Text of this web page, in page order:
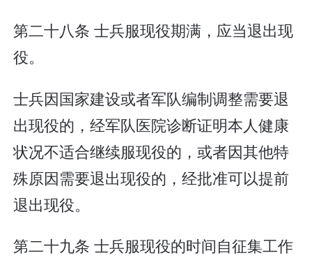
第二十八条 士兵服现役期满，应当退出现
役。
士兵因国家建设或者军队编制调整需要退
出现役的，经军队医院诊断证明本人健康
状况不适合继续服现役的，或者因其他特
殊原因需要退出现役的，经批准可以提前
退出现役。
第二十九条 士兵服现役的时间自征集工作